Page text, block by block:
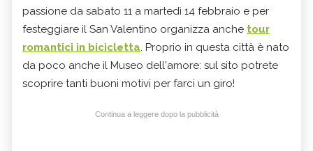
passione da sabato 11 a martedì 14 febbraio e per
festeggiare il San Valentino organizza anche tour
romantici in bicicletta. Proprio in questa città è nato
da poco anche il Museo dell'amore: sul sito potrete
scoprire tanti buoni motivi per farci un giro!
Continua a leggere dopo la pubblicità